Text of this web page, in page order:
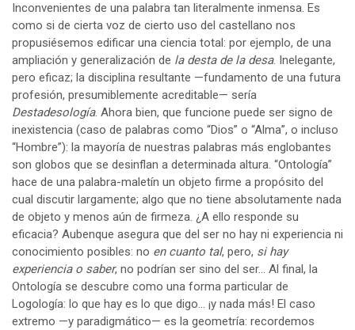
Inconvenientes de una palabra tan literalmente inmensa. Es
como si de cierta voz de cierto uso del castellano nos
propusiésemos edificar una ciencia total: por ejemplo, de una
ampliación y generalización de la desta de la desa. Inelegante,
pero eficaz; la disciplina resultante —fundamento de una futura
profesión, presumiblemente acreditable— sería
Destadesología. Ahora bien, que funcione puede ser signo de
inexistencia (caso de palabras como “Dios” o “Alma”, o incluso
“Hombre”): la mayoría de nuestras palabras más englobantes
son globos que se desinflan a determinada altura. “Ontología”
hace de una palabra-maletín un objeto firme a propósito del
cual discutir largamente; algo que no tiene absolutamente nada
de objeto y menos aún de firmeza. ¿A ello responde su
eficacia? Aubenque asegura que del ser no hay ni experiencia ni
conocimiento posibles: no en cuanto tal, pero, si hay
experiencia o saber, no podrían ser sino del ser… Al final, la
Ontología se descubre como una forma particular de
Logología: lo que hay es lo que digo… ¡y nada más! El caso
extremo —y paradigmático— es la geometría: recordemos